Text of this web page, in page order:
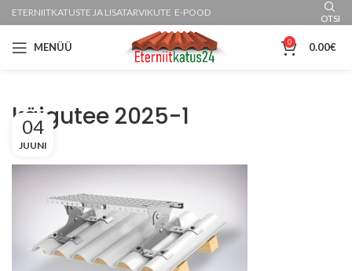
ETERNIITKATUSTE JA LISATARVIKUTE E-POOD
OTSI
MENÜÜ 0 0.00€
käigutee 2025-1
04
JUUNI